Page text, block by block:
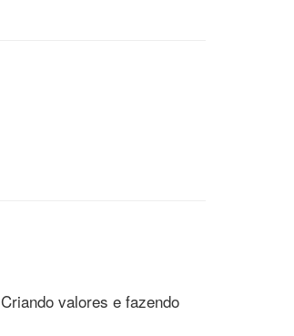
Criando valores e fazendo